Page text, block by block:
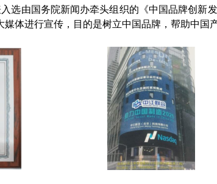
选由国务院新闻办牵头组织的《中国品牌创新
体进行宣传，目的是树立中国品牌，帮助中国